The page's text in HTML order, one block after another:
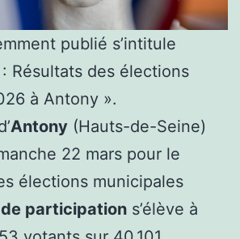
publié s’intitule
Résultats des élections
à Antony ».
Antony (Hauts-de-Seine)
22 mars pour le
élections municipales
participation s’élève à